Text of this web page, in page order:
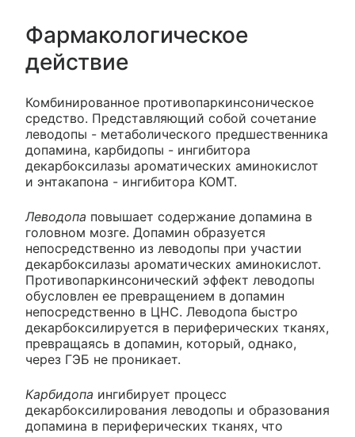
Фармакологическое
действие
Комбинированное противопаркинсоническое
средство. Представляющий собой сочетание
леводопы - метаболического предшественника
допамина, карбидопы - ингибитора
декарбоксилазы ароматических аминокислот
и энтакапона - ингибитора КОМТ.
Леводопа повышает содержание допамина в
головном мозге. Допамин образуется
непосредственно из леводопы при участии
декарбоксилазы ароматических аминокислот.
Противопаркинсонический эффект леводопы
обусловлен ее превращением в допамин
непосредственно в ЦНС. Леводопа быстро
декарбоксилируется в периферических тканях,
превращаясь в допамин, который, однако,
через ГЭБ не проникает.
Карбидопа ингибирует процесс
декарбоксилирования леводопы и образования
допамина в периферических тканях, что